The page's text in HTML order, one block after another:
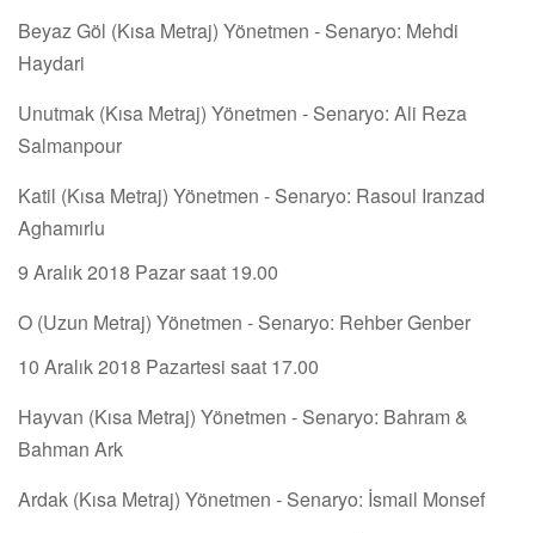
Beyaz Göl (Kısa Metraj) Yönetmen - Senaryo: Mehdi
Haydari
Unutmak (Kısa Metraj) Yönetmen - Senaryo: Ali Reza
Salmanpour
Katil (Kısa Metraj) Yönetmen - Senaryo: Rasoul Iranzad
Aghamırlu
9 Aralık 2018 Pazar saat 19.00
O (Uzun Metraj) Yönetmen - Senaryo: Rehber Genber
10 Aralık 2018 Pazartesi saat 17.00
Hayvan (Kısa Metraj) Yönetmen - Senaryo: Bahram &
Bahman Ark
Ardak (Kısa Metraj) Yönetmen - Senaryo: İsmail Monsef